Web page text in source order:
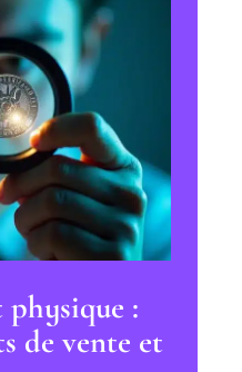
physique :
de vente et